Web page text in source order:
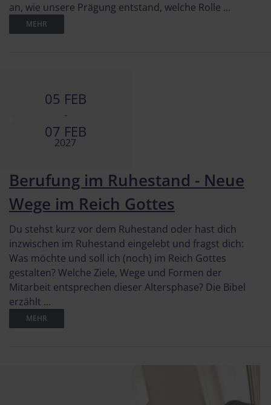
an, wie unsere Prägung entstand, welche Rolle ...
MEHR
05 FEB
-
07 FEB
2027
Berufung im Ruhestand - Neue
Wege im Reich Gottes
Du stehst kurz vor dem Ruhestand oder hast dich
inzwischen im Ruhestand eingelebt und fragst dich:
Was möchte und soll ich (noch) im Reich Gottes
gestalten? Welche Ziele, Wege und Formen der
Mitarbeit entsprechen dieser Altersphase? Die Bibel
erzählt ...
MEHR